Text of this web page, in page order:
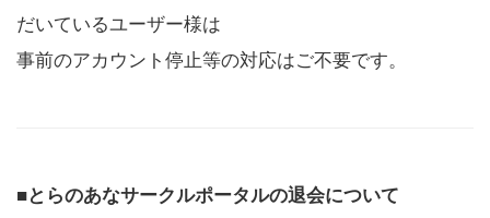
だいているユーザー様は
事前のアカウント停止等の対応はご不要です。
■とらのあなサークルポータルの退会について